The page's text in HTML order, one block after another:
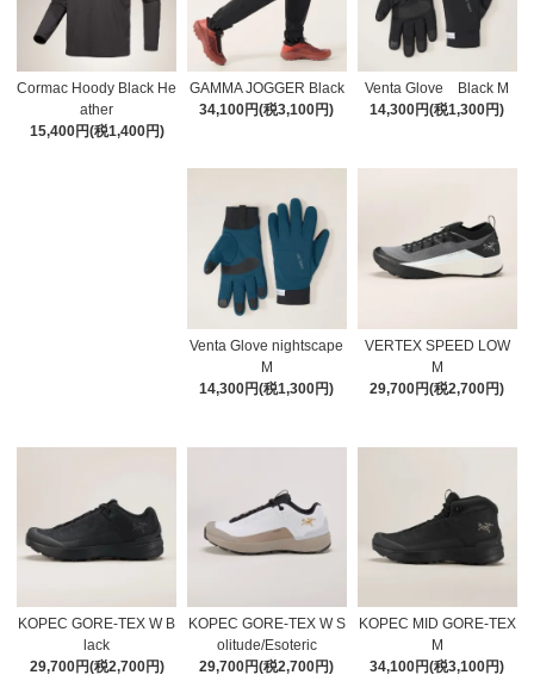
Cormac Hoody Black He
ather
15,400円(税1,400円)
GAMMA JOGGER Black
34,100円(税3,100円)
Venta Glove Black M
14,300円(税1,300円)
Venta Glove nightscape
M
14,300円(税1,300円)
VERTEX SPEED LOW
M
29,700円(税2,700円)
KOPEC GORE-TEX W B
lack
29,700円(税2,700円)
KOPEC GORE-TEX W S
olitude/Esoteric
29,700円(税2,700円)
KOPEC MID GORE-TEX
M
34,100円(税3,100円)